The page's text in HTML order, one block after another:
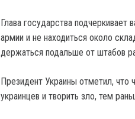
Глава государства
армии и не находиться около
держаться подальше от штабов
Президент Украины отметил, что
украинцев и творить зло, тем